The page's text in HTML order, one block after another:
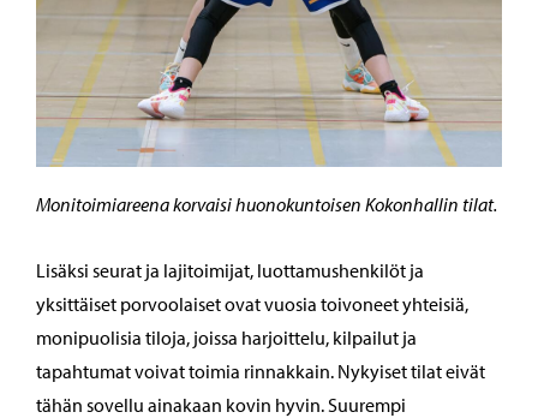
Monitoimiareena korvaisi huonokuntoisen Kokonhallin tilat.
Lisäksi seurat ja lajitoimijat, luottamushenkilöt ja
yksittäiset porvoolaiset ovat vuosia toivoneet yhteisiä,
monipuolisia tiloja, joissa harjoittelu, kilpailut ja
tapahtumat voivat toimia rinnakkain. Nykyiset tilat eivät
tähän sovellu ainakaan kovin hyvin. Suurempi